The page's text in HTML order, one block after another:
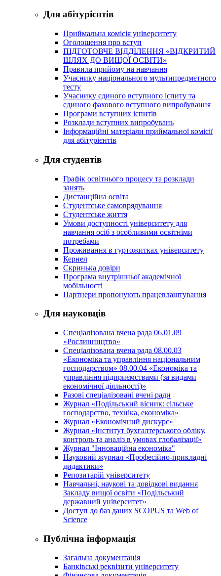
Для абітурієнтів
Приймальна комісія університету
Оголошення про вступ
ПІДГОТОВЧЕ ВІДДІЛЕННЯ «ВІДКРИТИЙ
ШЛЯХ ДО ВИЩОЇ ОСВІТИ»
Правила прийому на навчання
Учаснику національного мультипредметного
тесту
Учаснику єдиного вступного іспиту та
єдиного фахового вступного випробування
Програми вступних іспитів
Розклади вступних випробувань
Інформаційні матеріали приймальної комісії
для абітурієнтів
Для студентів
Графік освітнього процесу та розклади
занять
Дистанційна освіта
Студентське самоврядування
Студентське життя
Умови доступності університету для
навчання осіб з особливими освітніми
потребами
Проживання в гуртожитках університету
Кернел
Скринька довіри
Програма внутрішньої академічної
мобільності
Партнери пропонують працевлаштування
Для науковців
Спеціалізована вчена рада 06.01.09
«Рослинництво»
Спеціалізована вчена рада 08.00.03
«Економіка та управління національним
господарством» 08.00.04 «Економіка та
управління підприємствами (за видами
економічної діяльності)»
Разові спеціалізовані вчені ради
Журнал «Подільський вісник: сільське
господарство, техніка, економіка»
Журнал «Економічний дискурс»
Журнал «Інститут бухгалтерського обліку,
контроль та аналіз в умовах глобалізації»
Журнал "Інноваційна економіка"
Науковий журнал «Професійно-прикладні
дидактики»
Репозитарій університету
Навчальні, наукові та довідкові видання
Закладу вищої освіти «Подільський
державний університет»
Доступ до баз даних SCOPUS та Web of
Science
Публічна інформація
Загальна документація
Банківські реквізити університету